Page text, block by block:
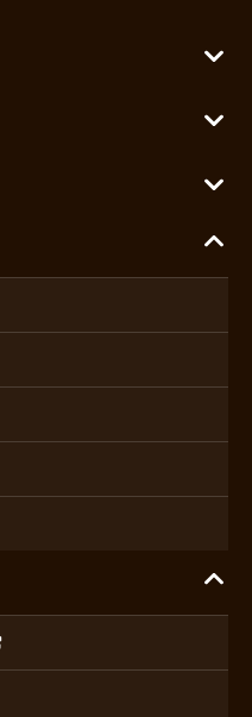
AIの利用指針